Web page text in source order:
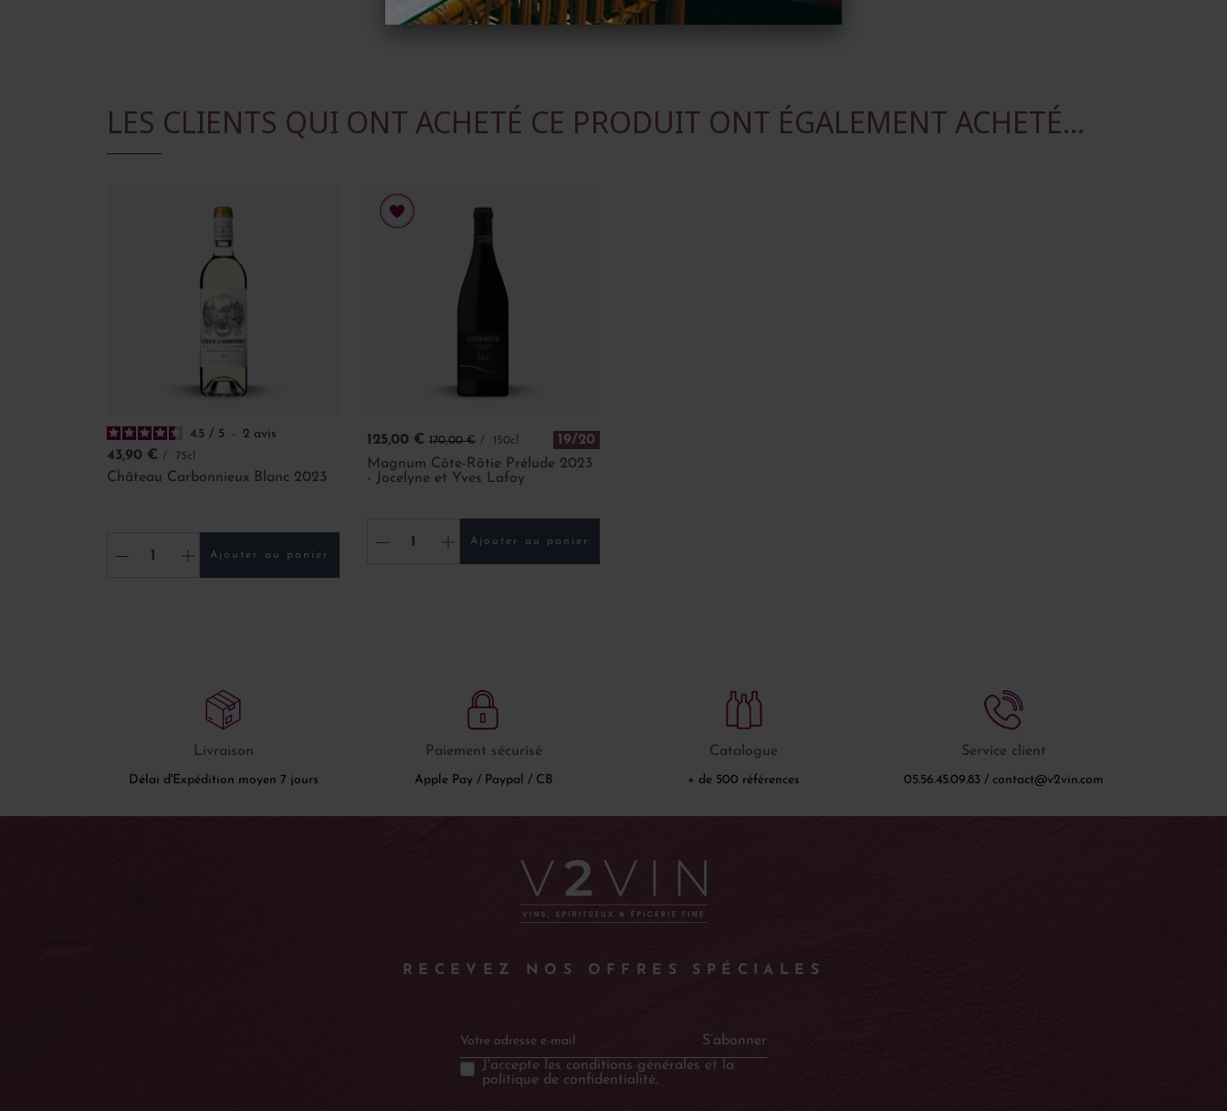
LES CLIENTS QUI ONT ACHETÉ CE PRODUIT ONT ÉGALEMENT ACHETÉ...
4.5 / 5 - 2 avis
Prix
43,90 € 75cl
Château Carbonnieux Blanc 2023
- + Ajouter au panier
Prix
125,00 € Prix de base
170,00 € 150cl
19/20
Magnum Côte-Rôtie Prélude 2023
- Jocelyne et Yves Lafoy
- + Ajouter au panier
Livraison
Délai d'Expédition moyen 7 jours
Paiement sécurisé
Apple Pay / Paypal / CB
Catalogue
+ de 500 références
Service client
05.56.45.09.83 / contact@v2vin.com
RECEVEZ NOS OFFRES SPÉCIALES
S’abonner
J'accepte les conditions générales et la
politique de confidentialité.